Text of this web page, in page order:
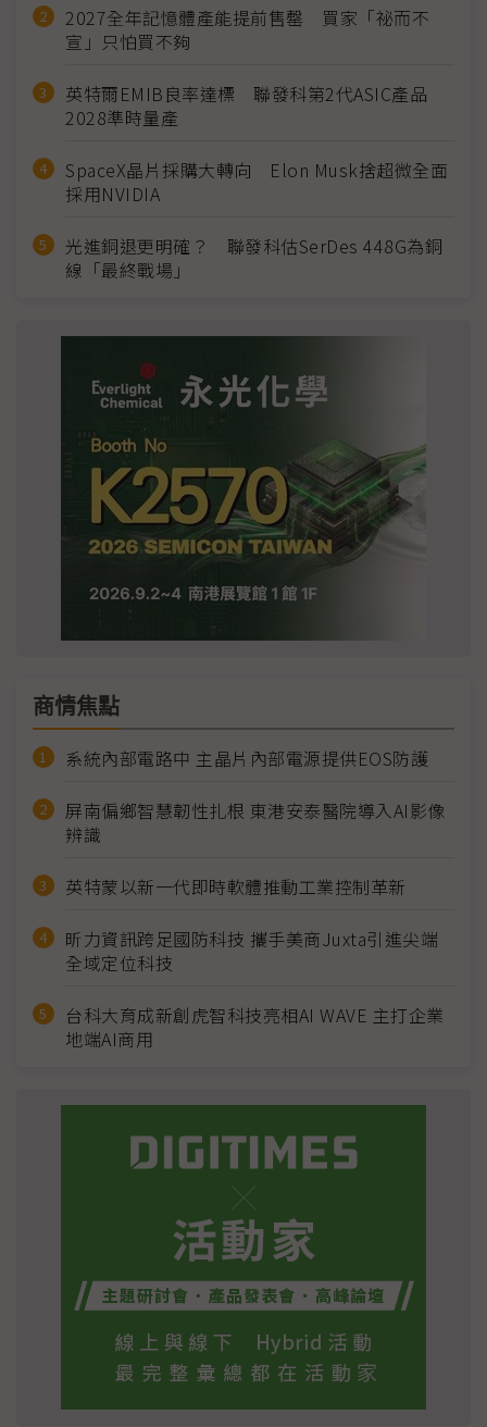
2027全年記憶體產能提前售罄 買家「祕而不
宣」只怕買不夠
英特爾EMIB良率達標 聯發科第2代ASIC產品
2028準時量產
SpaceX晶片採購大轉向 Elon Musk捨超微全面
採用NVIDIA
光進銅退更明確？ 聯發科估SerDes 448G為銅
線「最終戰場」
商情焦點
系統內部電路中 主晶片內部電源提供EOS防護
屏南偏鄉智慧韌性扎根 東港安泰醫院導入AI影像
辨識
英特蒙以新一代即時軟體推動工業控制革新
昕力資訊跨足國防科技 攜手美商Juxta引進尖端
全域定位科技
台科大育成新創虎智科技亮相AI WAVE 主打企業
地端AI商用